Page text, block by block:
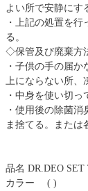
よい所で安静にす
・上記の処置を
る。
◇保管及び廃棄方
・子供の手の届
上にならない所
・中身を使い切っ
・使用後の除菌
ま捨てる。または
品名 DR.DEO SET
カラー ( )